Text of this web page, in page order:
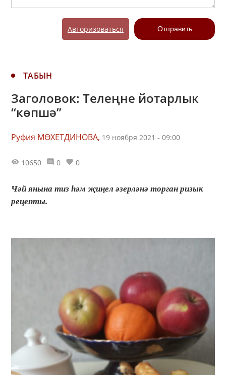
Авторизоваться Отправить
ТАБЫН
Заголовок: Телеңне йотарлык
“көпшә”
Руфия МӨХЕТДИНОВА, 19 ноября 2021 - 09:00
10650 0 0
Чәй янына тиз һәм җиңел әзерләнә торган ризык
рецепты.